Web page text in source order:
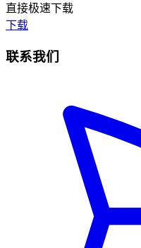
直接极速下载
下载
联系我们